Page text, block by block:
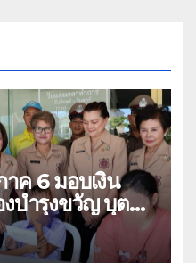
ค 6 มอบเงิน
บำรุงขวัญ บุตร-